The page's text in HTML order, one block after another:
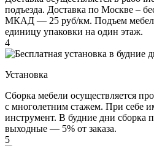
подъезда. Доставка по Москве –
МКАД — 25 руб/км. Подъем
единицу упаковки на один этаж.
4
Установка
Сборка мебели осуществляется
с многолетним стажем. При себе
инструмент. В будние дни сборка
выходные — 5% от заказа.
5